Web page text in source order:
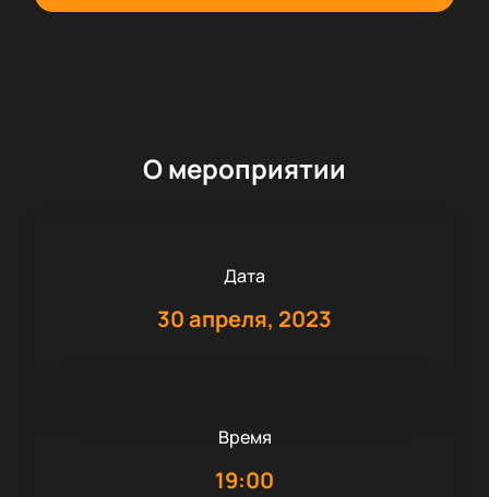
О мероприятии
Дата
30 апреля, 2023
Время
19:00